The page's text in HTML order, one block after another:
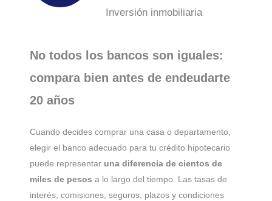
Inversión inmobiliaria
No todos los bancos son iguales:
compara bien antes de endeudarte
20 años
Cuando decides comprar una casa o departamento,
elegir el banco adecuado para tu crédito hipotecario
puede representar una diferencia de cientos de
miles de pesos a lo largo del tiempo. Las tasas de
interés, comisiones, seguros, plazos y condiciones